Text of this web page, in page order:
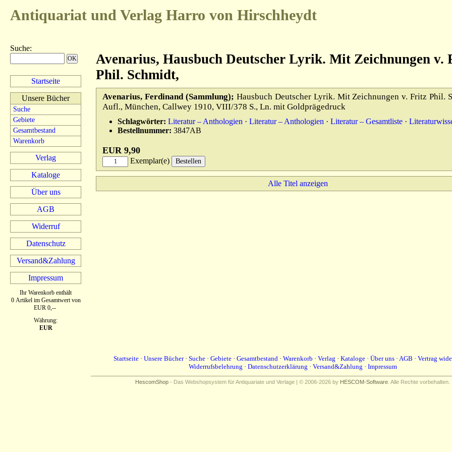
Antiquariat und Verlag Harro von Hirschheydt
Suche:
Startseite
Unsere Bücher
Suche
Gebiete
Gesamtbestand
Warenkorb
Verlag
Kataloge
Über uns
AGB
Widerruf
Datenschutz
Versand&Zahlung
Impressum
Ihr Warenkorb enthält
0 Artikel im Gesamtwert von
EUR 0,--
Währung:
EUR
Avenarius, Hausbuch Deutscher Lyrik. Mit Zeichnungen v.
Phil. Schmidt,
Avenarius, Ferdinand (Sammlung); Hausbuch Deutscher Lyrik. Mit Zeichnungen v. Fritz Phil.
Aufl., München, Callwey 1910, VIII/378 S., Ln. mit Goldprägedruck
Schlagwörter: Literatur – Anthologien · Literatur – Anthologien · Literatur – Gesamtliste ·
Bestellnummer: 3847AB
EUR 9,90
Exemplar(e)
Alle Titel anzeigen
Startseite · Unsere Bücher· Suche · Gebiete · Gesamtbestand · Warenkorb · Verlag · Kataloge · Über uns · AGB · Vertrag
Widerrufsbelehrung · Datenschutzerklärung · Versand&Zahlung · Impressum
HescomShop - Das Webshopsystem für Antiquariate und Verlage | © 2006-2026 by HESCOM-Software . Alle Rechte vorbehalten.